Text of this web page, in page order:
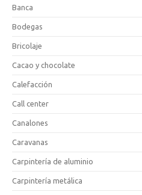
Banca
Bodegas
Bricolaje
Cacao y chocolate
Calefacción
Call center
Canalones
Caravanas
Carpintería de aluminio
Carpintería metálica